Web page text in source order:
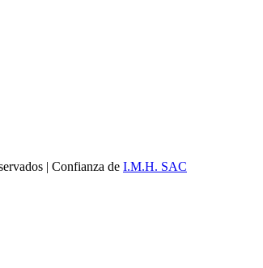
| Confianza de I.M.H. SAC